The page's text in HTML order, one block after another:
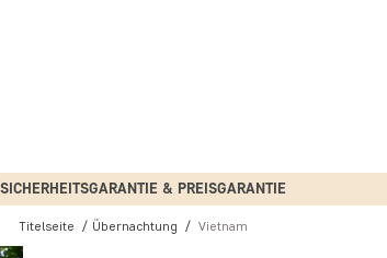
SICHERHEITSGARANTIE & PREISGARANTIE
Titelseite Übernachtung Vietnam